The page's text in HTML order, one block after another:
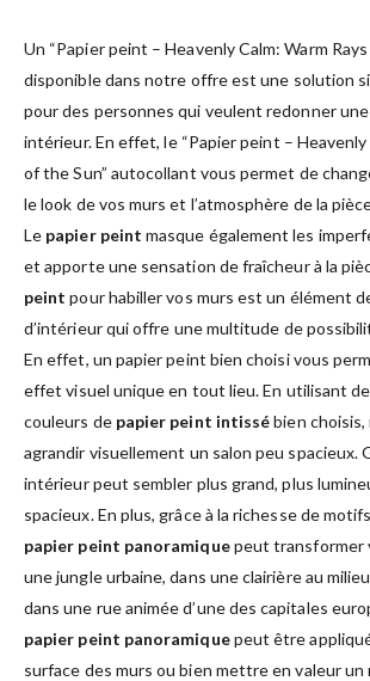
Un “Papier peint – Heavenly Calm: Warm
disponible dans notre offre est une solution
pour des personnes qui veulent redonner
intérieur. En effet, le “Papier peint – Heavenly
of the Sun” autocollant vous permet de
le look de vos murs et l’atmosphère de la
Le papier peint masque également les
et apporte une sensation de fraîcheur à la
peint pour habiller vos murs est un élément
d’intérieur qui offre une multitude de
En effet, un papier peint bien choisi vous
effet visuel unique en tout lieu. En utilisant
couleurs de papier peint intissébien
agrandir visuellement un salon peu spacieux.
intérieur peut sembler plus grand, plus
spacieux. En plus, grâce à la richesse de
papier peint panoramiquepeut transformer
une jungle urbaine, dans une clairière au
dans une rue animée d’une des capitales
papier peint panoramiquepeut être
surface des murs ou bien mettre en valeur un